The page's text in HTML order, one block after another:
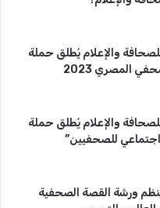
والإعلام يُطلق حملة
المصري 2023
والإعلام يُطلق حملة
للصحفيين”
ورشة القصة الصحفية